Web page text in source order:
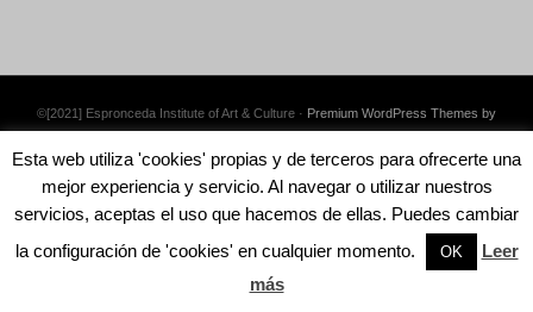
©[2021] Espronceda Institute of Art & Culture · Premium WordPress Themes by
Esta web utiliza 'cookies' propias y de terceros para ofrecerte una
mejor experiencia y servicio. Al navegar o utilizar nuestros
servicios, aceptas el uso que hacemos de ellas. Puedes cambiar
la configuración de 'cookies' en cualquier momento.
OK
Leer
más
English